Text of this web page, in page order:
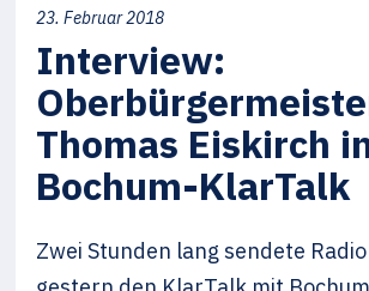
23. Februar 2018
Interview:
Thomas Eiskirch
Bochum-KlarTalk
Zwei Stunden lang sendete